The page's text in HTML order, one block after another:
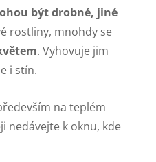
být drobné, jiné
rostliny, mnohdy se
. Vyhovuje jim
i stín.
na teplém
nedávejte k oknu, kde